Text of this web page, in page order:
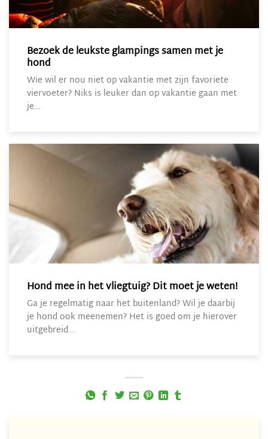
Bezoek de leukste glampings samen met je
hond
Wie wil er nou niet op vakantie met zijn favoriete
viervoeter? Niks is leuker dan op vakantie gaan met
je…
Hond mee in het vliegtuig? Dit moet je weten!
Ga je regelmatig naar het buitenland? Wil je daarbij
je hond ook meenemen? Het is goed om je hierover
uitgebreid…